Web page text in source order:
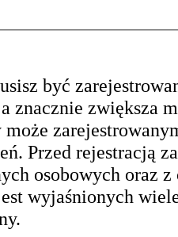
być
znacznie zwiększa
Przed rejestracją
osobowych oraz
wyjaśnionych